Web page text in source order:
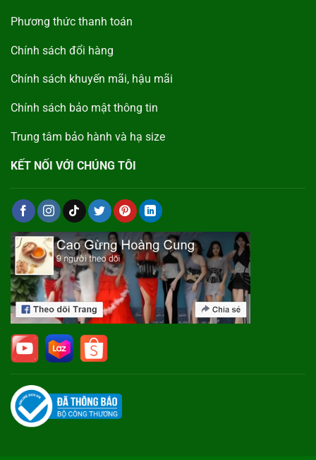
Phương thức thanh toán
Chính sách đổi hàng
Chính sách khuyến mãi, hậu mãi
Chính sách bảo mật thông tin
Trung tâm bảo hành và hạ size
KẾT NỐI VỚI CHÚNG TÔI